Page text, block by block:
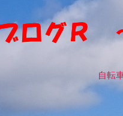
自転